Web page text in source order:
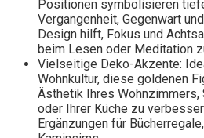
Positionen symbolisieren
Vergangenheit, Gegenwart
Design hilft, Fokus und
beim Lesen oder Meditation
Vielseitige Deko-Akzente:
Wohnkultur, diese goldenen
Ästhetik Ihres Wohnzimmers,
oder Ihrer Küche zu
Ergänzungen für